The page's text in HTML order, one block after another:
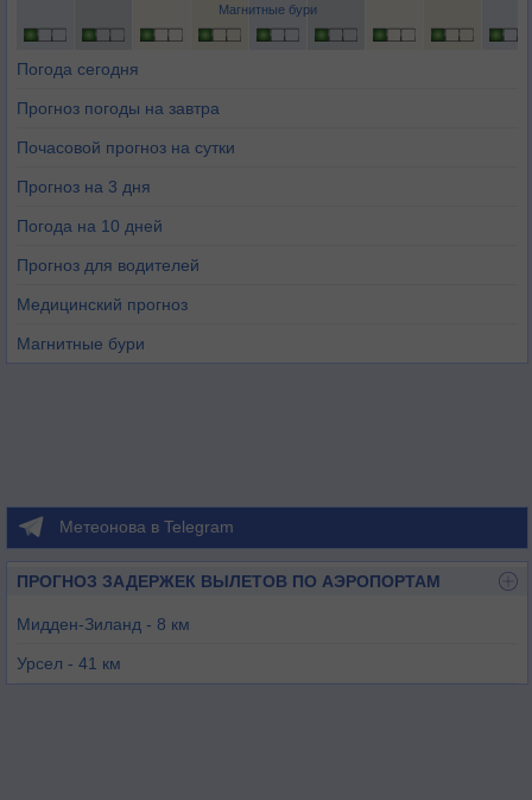
Магнитные бури
Погода сегодня
Прогноз погоды на завтра
Почасовой прогноз на сутки
Прогноз на 3 дня
Погода на 10 дней
Прогноз для водителей
Медицинский прогноз
Магнитные бури
Метеонова в Telegram
ПРОГНОЗ ЗАДЕРЖЕК ВЫЛЕТОВ ПО АЭРОПОРТАМ
Мидден-Зиланд - 8 км
Урсел - 41 км